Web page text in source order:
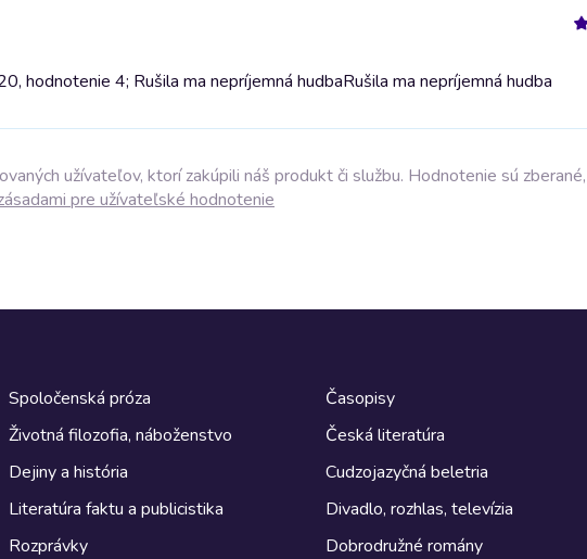
hodnotenie 4; Rušila ma nepríjemná hudbaRušila ma nepríjemná hudba
užívateľov, ktorí zakúpili náš produkt či službu. Hodnotenie sú
pre užívateľské hodnotenie
Spoločenská próza
Životná filozofia, náboženstvo
Dejiny a história
Literatúra faktu a publicistika
Rozprávky
Časopisy
Česká literatúra
Cudzojazyčná beletria
Divadlo, rozhlas, televízia
Dobrodružné romány